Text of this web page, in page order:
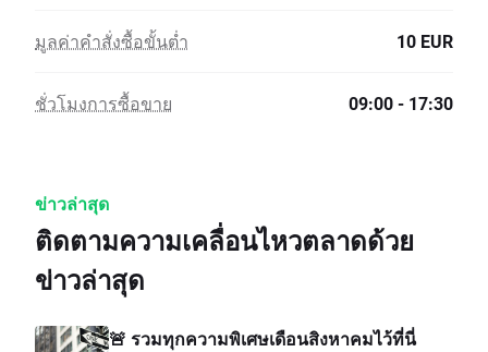
มูลค่าคำสั่งซื้อขั้นต่ำ 10 EUR
ชั่วโมงการซื้อขาย 09:00 - 17:30
ข่าวล่าสุด
ติดตามความเคลื่อนไหวตลาดด้วย
ข่าวล่าสุด
🚨 รวมทุกความพิเศษเดือนสิงหาคมไว้ที่นี่